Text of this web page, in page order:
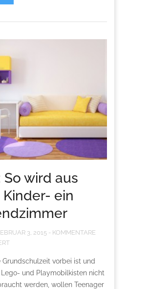
So wird aus
ein
3, 2015 - KOMMENTARE
Grundschulzeit vorbei ist und
und Playmobilkisten nicht
werden, wollen Teenager